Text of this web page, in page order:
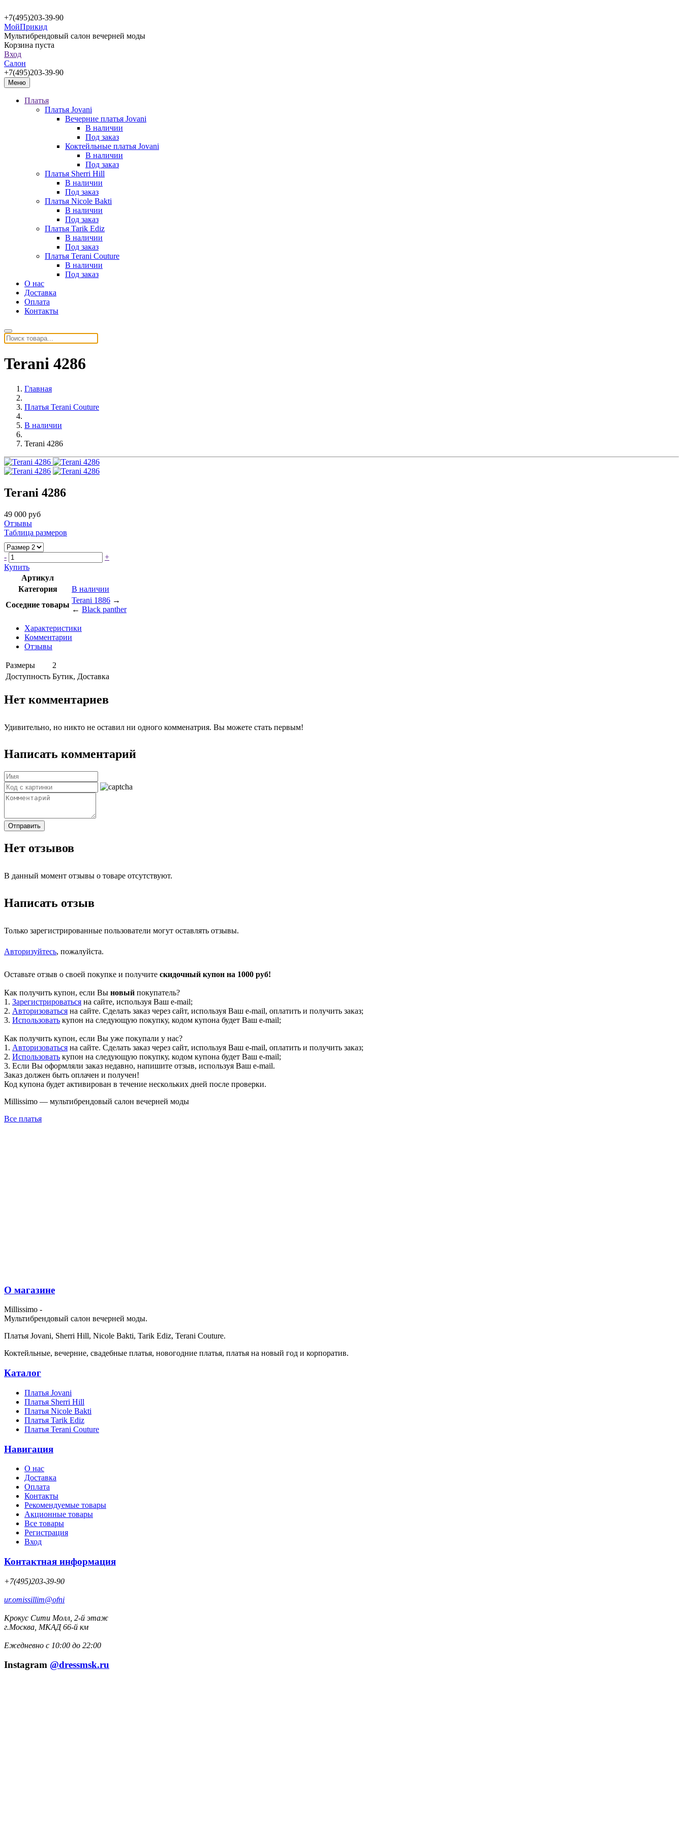
+7(495)203-39-90
МойПрикид
Мультибрендовый салон вечерней моды
Корзина пуста
Вход
Салон
+7(495)203-39-90
Меню
Платья
Платья Jovani
Вечерние платья Jovani
В наличии
Под заказ
Коктейльные платья Jovani
В наличии
Под заказ
Платья Sherri Hill
В наличии
Под заказ
Платья Nicole Bakti
В наличии
Под заказ
Платья Tarik Ediz
В наличии
Под заказ
Платья Terani Couture
В наличии
Под заказ
О нас
Доставка
Оплата
Контакты
Terani 4286
Главная
Платья Terani Couture
В наличии
Terani 4286
Terani 4286
49 000 руб
Отзывы
Таблица размеров
-
+
Купить
Артикул
Категория
В наличии
Соседние товары
Terani 1886 →
← Black panther
Характеристики
Комментарии
Отзывы
Размеры
2
Доступность Бутик, Доставка
Нет комментариев
Удивительно, но никто не оставил ни одного комменатрия. Вы можете стать первым!
Написать комментарий
Отправить
Нет отзывов
В данный момент отзывы о товаре отсутствуют.
Написать отзыв
Только зарегистрированные пользователи могут оставлять отзывы.
Авторизуйтесь, пожалуйста.
Оставьте отзыв о своей покупке и получите скидочный купон на 1000 руб!
Как получить купон, если Вы новый покупатель?
1. Зарегистрироваться на сайте, используя Ваш e-mail;
2. Авторизоваться на сайте. Сделать заказ через сайт, используя Ваш e-mail, оплатить и получить заказ;
3. Использовать купон на следующую покупку, кодом купона будет Ваш e-mail;
Как получить купон, если Вы уже покупали у нас?
1. Авторизоваться на сайте. Сделать заказ через сайт, используя Ваш e-mail, оплатить и получить заказ;
2. Использовать купон на следующую покупку, кодом купона будет Ваш e-mail;
3. Если Вы оформляли заказ недавно, напишите отзыв, используя Ваш e-mail.
Заказ должен быть оплачен и получен!
Код купона будет активирован в течение нескольких дней после проверки.
Millissimo — мультибрендовый салон вечерней моды
Все платья
О магазине
Millissimo -
Мультибрендовый салон вечерней моды.
Платья Jovani, Sherri Hill, Nicole Bakti, Tarik Ediz, Terani Couture.
Коктейльные, вечерние, свадебные платья, новогодние платья, платья на новый год и корпоратив.
Каталог
Платья Jovani
Платья Sherri Hill
Платья Nicole Bakti
Платья Tarik Ediz
Платья Terani Couture
Навигация
О нас
Доставка
Оплата
Контакты
Рекомендуемые товары
Акционные товары
Все товары
Регистрация
Вход
Контактная информация
+7(495)203-39-90
ur.omissillim@ofni
Крокус Сити Молл, 2-й этаж
г.Москва, МКАД 66-й км
Ежедневно с 10:00 до 22:00
Instagram @dressmsk.ru